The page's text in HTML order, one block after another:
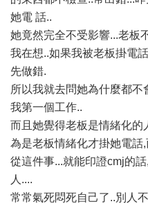
她電 話..
她竟然完全不受影響...老板
我在想..如果我被老板掛電
先做錯.
所以我就去問她為什麼都不
我第一個工作..
而且她覺得老板是情緒化的
為是老板情緒化才掛她電話
從這件事...就能印證cmj的
人....
常常氣死悶死自己了..別人